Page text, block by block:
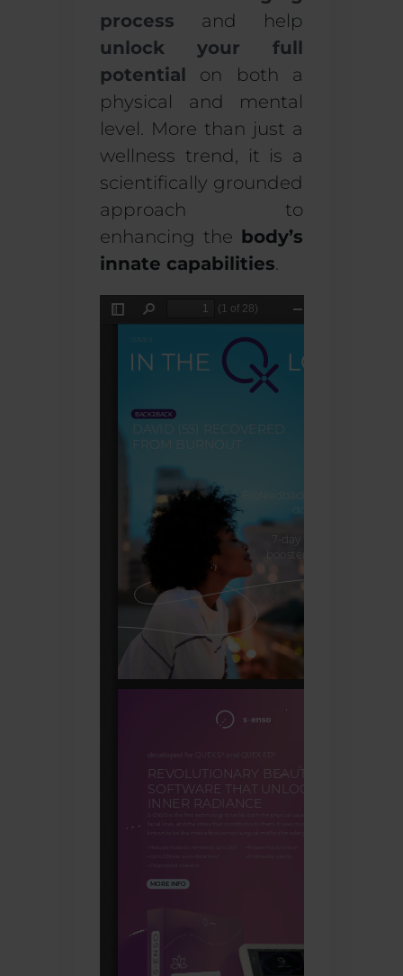
process and help
unlock your full
potential on both a
physical and mental
level. More than just a
wellness trend, it is a
scientifically grounded
approach to
enhancing the body’s
innate capabilities.